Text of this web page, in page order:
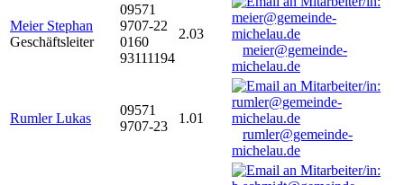
Meier Stephan
Geschäftsleiter
09571
9707-22
0160
93111194
2.03
meier@gemeinde-
michelau.de
Rumler Lukas
09571
9707-23
1.01
rumler@gemeinde-
michelau.de